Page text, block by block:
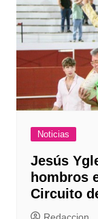
Noticias
Jesús
hombros
Circuito